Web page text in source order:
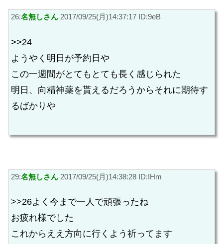
26:名無しさん 2017/09/25(月)14:37:17 ID:9eB
>>24
ようやく明日が予約日や
この一週間がとてもとても長く感じられた
明日、向精神薬を貰えるだろうからそれに期待す
るばかりや
29:名無しさん 2017/09/25(月)14:38:28 ID:IHm
>>26よく今まで一人で頑張ったね
お疲れ様でした
これからええ方向に行くよう祈ってます